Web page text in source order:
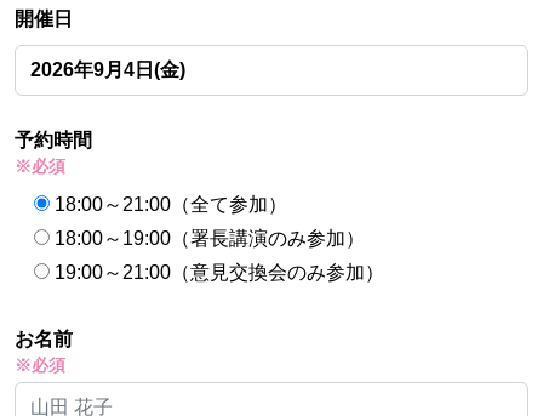
開催日
予約時間
※必須
18:00～21:00（全て参加）
18:00～19:00（署長講演のみ参加）
19:00～21:00（意見交換会のみ参加）
お名前
※必須